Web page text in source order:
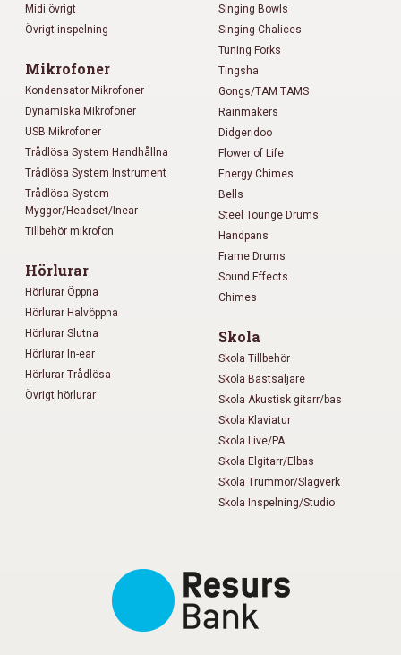
Midi övrigt
Övrigt inspelning
Mikrofoner
Kondensator Mikrofoner
Dynamiska Mikrofoner
USB Mikrofoner
Trådlösa System Handhållna
Trådlösa System Instrument
Trådlösa System
Myggor/Headset/Inear
Tillbehör mikrofon
Hörlurar
Hörlurar Öppna
Hörlurar Halvöppna
Hörlurar Slutna
Hörlurar In-ear
Hörlurar Trådlösa
Övrigt hörlurar
Singing Bowls
Singing Chalices
Tuning Forks
Tingsha
Gongs/TAM TAMS
Rainmakers
Didgeridoo
Flower of Life
Energy Chimes
Bells
Steel Tounge Drums
Handpans
Frame Drums
Sound Effects
Chimes
Skola
Skola Tillbehör
Skola Bästsäljare
Skola Akustisk gitarr/bas
Skola Klaviatur
Skola Live/PA
Skola Elgitarr/Elbas
Skola Trummor/Slagverk
Skola Inspelning/Studio